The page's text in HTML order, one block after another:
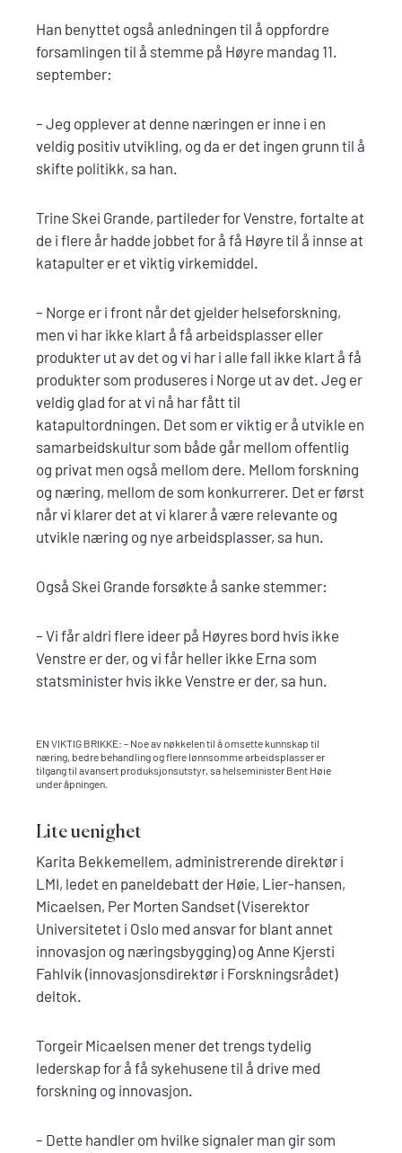
Han benyttet også anledningen til å oppfordre
forsamlingen til å stemme på Høyre mandag 11.
september:
– Jeg opplever at denne næringen er inne i en
veldig positiv utvikling, og da er det ingen grunn til å
skifte politikk, sa han.
Trine Skei Grande, partileder for Venstre, fortalte at
de i flere år hadde jobbet for å få Høyre til å innse at
katapulter er et viktig virkemiddel.
– Norge er i front når det gjelder helseforskning,
men vi har ikke klart å få arbeidsplasser eller
produkter ut av det og vi har i alle fall ikke klart å få
produkter som produseres i Norge ut av det. Jeg er
veldig glad for at vi nå har fått til
katapultordningen. Det som er viktig er å utvikle en
samarbeidskultur som både går mellom offentlig
og privat men også mellom dere. Mellom forskning
og næring, mellom de som konkurrerer. Det er først
når vi klarer det at vi klarer å være relevante og
utvikle næring og nye arbeidsplasser, sa hun.
Også Skei Grande forsøkte å sanke stemmer:
– Vi får aldri flere ideer på Høyres bord hvis ikke
Venstre er der, og vi får heller ikke Erna som
statsminister hvis ikke Venstre er der, sa hun.
EN VIKTIG BRIKKE: – Noe av nøkkelen til å omsette kunnskap til
næring, bedre behandling og flere lønnsomme arbeidsplasser er
tilgang til avansert produksjonsutstyr, sa helseminister Bent Høie
under åpningen.
Lite uenighet
Karita Bekkemellem, administrerende direktør i
LMI, ledet en paneldebatt der Høie, Lier-hansen,
Micaelsen, Per Morten Sandset (Viserektor
Universitetet i Oslo med ansvar for blant annet
innovasjon og næringsbygging) og Anne Kjersti
Fahlvik (innovasjonsdirektør i Forskningsrådet)
deltok.
Torgeir Micaelsen mener det trengs tydelig
lederskap for å få sykehusene til å drive med
forskning og innovasjon.
– Dette handler om hvilke signaler man gir som